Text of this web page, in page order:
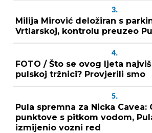
3.
Milija Mirović deložiran s
Vrtlarskoj, kontrolu preuzeo
4.
FOTO / Što se ovog ljeta
pulskoj tržnici? Provjerili smo
5.
Pula spremna za Nicka Cavea:
punktove s pitkom vodom,
izmijenio vozni red